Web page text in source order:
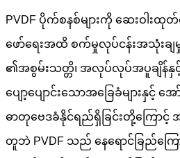
PVDF ပိုက်စနစ်များကို ဆေးဝါး
ဖော်ရေးအထိ စက်မှုလုပ်ငန်းအသုံးချမှု
၏အစွမ်းသတ္တိ၊ အလုပ်လုပ်အပူချိန်နှင့်
ပျော့ပျောင်းသောအခြေခံများနှင့် အ
ဓာတုဗေဒခံနိုင်ရည်ရှိခြင်းတို့ကြောင့်
တူဘဲ PVDF သည် နေရောင်ခြည်ကြေ